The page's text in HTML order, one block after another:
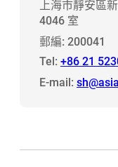
上海市靜安區
4046 室
郵編: 200041
Tel: +86 21
E-mail: